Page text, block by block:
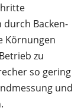
Backen-
Körnungen
zu
so gering
und